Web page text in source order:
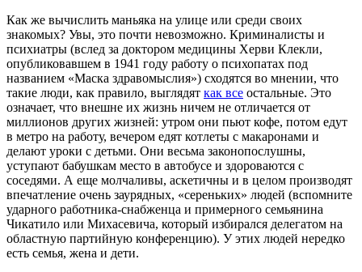
Как же вычислить маньяка на улице или среди своих
знакомых? Увы, это почти невозможно. Криминалисты и
психиатры (вслед за доктором медицины Херви Клекли,
опубликовавшем в 1941 году работу о психопатах под
названием «Маска здравомыслия») сходятся во мнении, что
такие люди, как правило, выглядят как все остальные. Это
означает, что внешне их жизнь ничем не отличается от
миллионов других жизней: утром они пьют кофе, потом едут
в метро на работу, вечером едят котлеты с макаронами и
делают уроки с детьми. Они весьма законопослушны,
уступают бабушкам место в автобусе и здороваются с
соседями. А еще молчаливы, аскетичны и в целом производят
впечатление очень заурядных, «сереньких» людей (вспомните
ударного работника-снабженца и примерного семьянина
Чикатило или Михасевича, который избирался делегатом на
областную партийную конференцию). У этих людей нередко
есть семья, жена и дети.